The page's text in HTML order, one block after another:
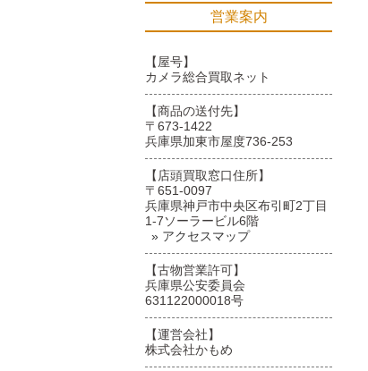
営業案内
【屋号】
カメラ総合買取ネット
【商品の送付先】
〒673-1422
兵庫県加東市屋度736-253
【店頭買取窓口住所】
〒651-0097
兵庫県神戸市中央区布引町2丁目
1-7ソーラービル6階
» アクセスマップ
【古物営業許可】
兵庫県公安委員会
631122000018号
【運営会社】
株式会社かもめ